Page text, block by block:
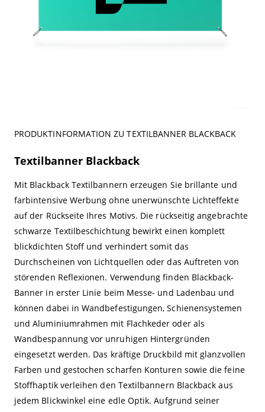
PRODUKTINFORMATION ZU TEXTILBANNER BLACKBACK
Textilbanner Blackback
Mit Blackback Textilbannern erzeugen Sie brillante und
farbintensive Werbung ohne unerwünschte Lichteffekte
auf der Rückseite Ihres Motivs. Die rückseitig angebrachte
schwarze Textilbeschichtung bewirkt einen komplett
blickdichten Stoff und verhindert somit das
Durchscheinen von Lichtquellen oder das Auftreten von
störenden Reflexionen. Verwendung finden Blackback-
Banner in erster Linie beim Messe- und Ladenbau und
können dabei in Wandbefestigungen, Schienensystemen
und Aluminiumrahmen mit Flachkeder oder als
Wandbespannung vor unruhigen Hintergründen
eingesetzt werden. Das kräftige Druckbild mit glanzvollen
Farben und gestochen scharfen Konturen sowie die feine
Stoffhaptik verleihen den Textilbannern Blackback aus
jedem Blickwinkel eine edle Optik. Aufgrund seiner